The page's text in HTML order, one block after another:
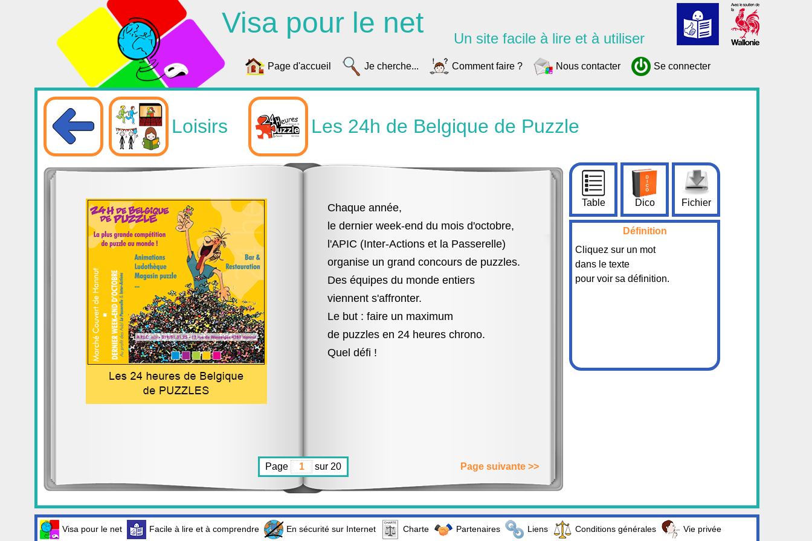
Visa pour le net Un site facile à lire et à utiliser
Page d'accueil Je cherche... Comment faire ? Nous contacter Se connecter
Loisirs Les 24h de Belgique de Puzzle
Chaque année,
le dernier week-end du mois d'octobre,
l'APIC (Inter-Actions et la Passerelle)
organise un grand concours de puzzles.
Des équipes du monde entiers
viennent s'affronter.
Le but : faire un maximum
de puzzles en 24 heures chrono.
Quel défi !
Page sur 20 Page suivante >>
Table Dico Fichier
Définition
Cliquez sur un mot
dans le texte
pour voir sa définition.
Visa pour le net Facile à lire et à comprendre En sécurité sur Internet Charte Partenaires Liens Conditions générales Vie privée